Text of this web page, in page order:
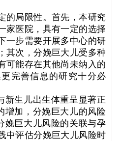
的局限性。首先，本研究
家医院，具有一定的选择
一步需要开展多中心的研
其次，分娩巨大儿受多种
可能存在其他尚未纳入的
完善信息的研究十分必
新生儿出生体重呈显著正
增加，分娩巨大儿的风险
娩巨大儿风险的关联与孕
中评估分娩巨大儿风险时